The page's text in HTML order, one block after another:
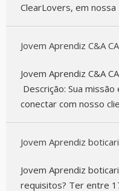
ClearLovers, em
Jovem Aprendiz C&A
Jovem Aprendiz C&A
Descrição: Sua
conectar com nosso
Jovem Aprendiz
Jovem Aprendiz
requisitos? Ter entre